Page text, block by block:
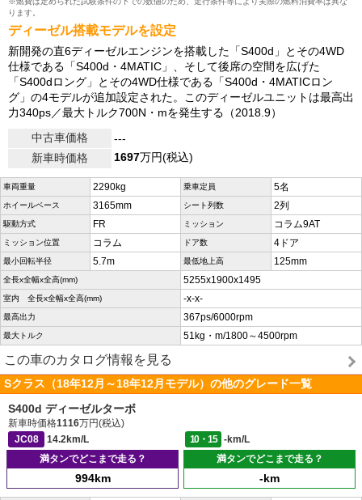
ります。
ディーゼル搭載モデルを設定
新開発の直6ディーゼルエンジンを搭載した「S400d」とその4WD
仕様である「S400d・4MATIC」、そして後席の空間を広げた
「S400dロング」とその4WD仕様である「S400d・4MATICロン
グ」の4モデルが追加設定された。このディーゼルユニットは最高出
力340ps／最大トルク700N・mを発生する（2018.9）
中古車価格
---
新車時価格
1697万円(税込)
車両重量 2290kg 乗車定員 5名
ホイールベース 3165mm シート列数 2列
駆動方式 FR ミッション コラム9AT
ミッション位置 コラム ドア数 4ドア
最小回転半径 5.7m 最低地上高 125mm
全長x全幅x全高(mm) 5255x1900x1495
室内 全長x全幅x全高(mm) -x-x-
最高出力 367ps/6000rpm
最大トルク 51kg・m/1800～4500rpm
この車のカタログ情報を見る
Sクラス（18年12月～18年12月モデル）の他のグレード一覧
S400d ディーゼルターボ
新車時価格1116万円(税込)
JC08
14.2km/L 10・15
-km/L
満タンでどこまで走る？
994km
満タンでどこまで走る？
-km